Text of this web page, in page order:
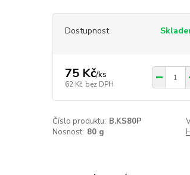
Dostupnost
75 Kč/ks
62 Kč bez DPH
Číslo produktu: B.KS80P
Nosnost: 80 g